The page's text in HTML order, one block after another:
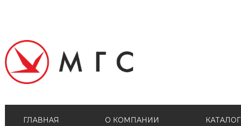
ГЛАВНАЯ О КОМПАНИИ КАТАЛОГ